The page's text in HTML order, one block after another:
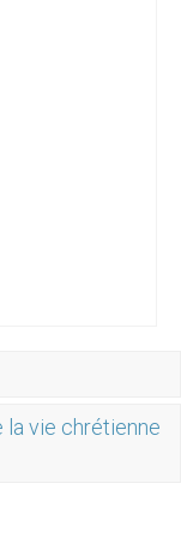
la vie chrétienne